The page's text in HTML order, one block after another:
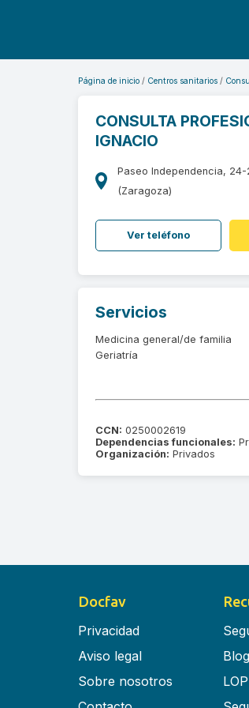
Página de inicio Centros sanitarios
CONSULTA
IGNACIO
Paseo Independencia, 24-
(Zaragoza)
Ver teléfono
Servicios
Medicina general/de familia
Geriatría
CCN: 0250002619
Dependencias funcionales:
Organización: Privados
Docfav
Privacidad
Aviso legal
Sobre nosotros
Blog